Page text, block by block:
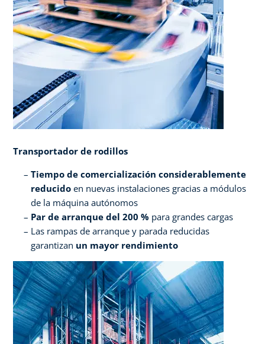
Transportador de rodillos
Tiempo de comercialización considerablemente
reducido en nuevas instalaciones gracias a módulos
de la máquina autónomos​
Par de arranque del 200 % para grandes cargas
Las rampas de arranque y parada reducidas
garantizan un mayor rendimiento​